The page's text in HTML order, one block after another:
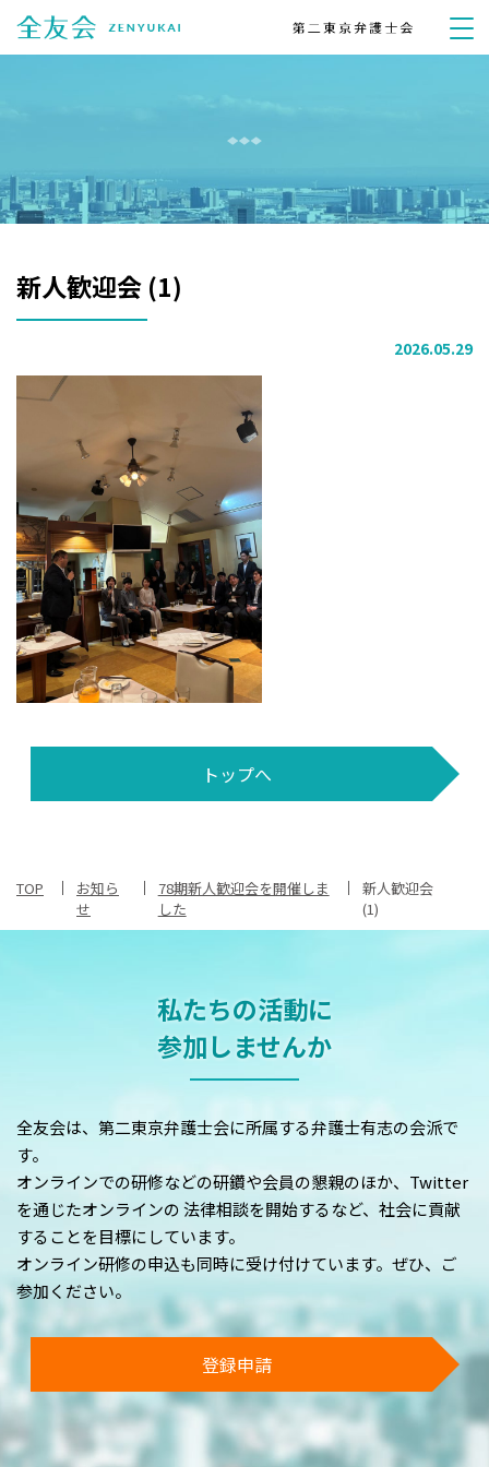
新人歓迎会 (1)
2026.05.29
トップへ
TOP
お知ら
せ
78期新人歓迎会を開催しま
した
新人歓迎会
(1)
私たちの活動に
参加しませんか
全友会は、第二東京弁護士会に所属する弁護士有志の会派で
す。
オンラインでの研修などの研鑽や会員の懇親のほか、Twitter
を通じたオンラインの法律相談を開始するなど、社会に貢献
することを目標にしています。
オンライン研修の申込も同時に受け付けています。ぜひ、ご
参加ください。
登録申請